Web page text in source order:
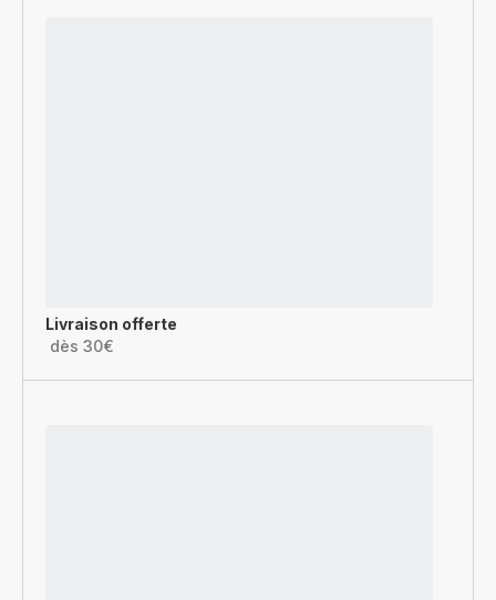
Livraison offerte
dès 30€